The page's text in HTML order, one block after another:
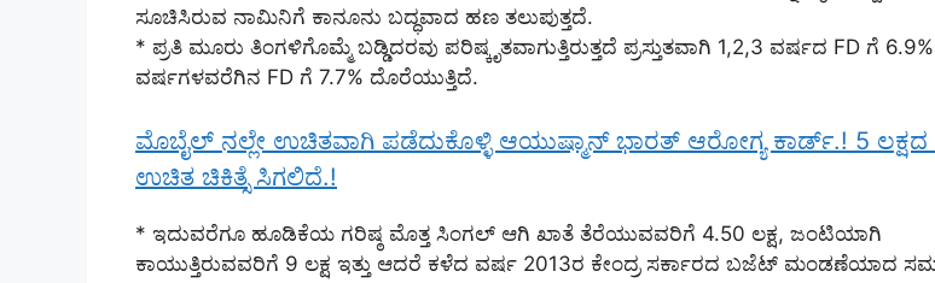
ಸೂಚಿಸಿರುವ ನಾಮಿನಿಗೆ ಕಾನೂನು ಬದ್ಧವಾದ ಹಣ ತಲುಪುತ್ತದೆ.
* ಪ್ರತಿ ಮೂರು ತಿಂಗಳಿಗೊಮ್ಮೆ ಬಡ್ಡಿದರವು ಪರಿಷ್ಕೃತವಾಗುತ್ತಿರುತ್ತದೆ ಪ್ರಸ್ತುತವಾಗಿ 1,2,3 ವರ್ಷದ FD ಗೆ
ವರ್ಷಗಳವರೆಗಿನ FD ಗೆ 7.7% ದೊರೆಯುತ್ತಿದೆ.
ಮೊಬೈಲ್ ನಲ್ಲೇ ಉಚಿತವಾಗಿ ಪಡೆದುಕೊಳ್ಳಿ ಆಯುಷ್ಮಾನ್ ಭಾರತ್ ಆರೋಗ್ಯ ಕಾರ್ಡ್.! 5
ಉಚಿತ ಚಿಕಿತ್ಸೆ ಸಿಗಲಿದೆ.!
* ಇದುವರೆಗೂ ಹೂಡಿಕೆಯ ಗರಿಷ್ಠ ಮೊತ್ತ ಸಿಂಗಲ್ ಆಗಿ ಖಾತೆ ತೆರೆಯುವವರಿಗೆ 4.50 ಲಕ್ಷ, ಜಂಟಿಯಾಗಿ
ಕಾಯುತ್ತಿರುವವರಿಗೆ 9 ಲಕ್ಷ ಇತ್ತು ಆದರೆ ಕಳೆದ ವರ್ಷ 2013ರ ಕೇಂದ್ರ ಸರ್ಕಾರದ ಬಜೆಟ್ ಮಂಡಣೆಯಾದ